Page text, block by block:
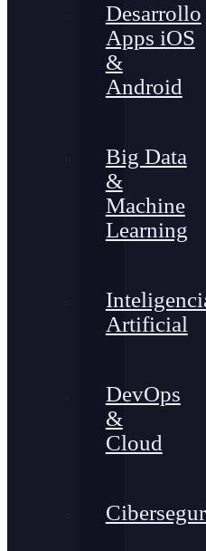
Desarrollo
Apps iOS
&
Android
Big Data
&
Machine
Learning
Artificial
DevOps
&
Cloud